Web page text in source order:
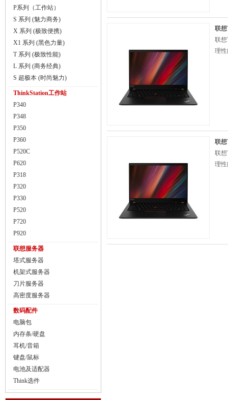
P系列（工作站）
S 系列 (魅力商务)
X 系列 (极致便携)
X1 系列 (黑色力量)
T 系列 (极致性能)
L 系列 (商务经典)
S 超极本 (时尚魅力)
ThinkStation工作站
P340
P348
P350
P360
P520C
P620
P318
P320
P330
P520
P720
P920
联想服务器
塔式服务器
机架式服务器
刀片服务器
高密度服务器
数码配件
电脑包
内存条/硬盘
耳机/音箱
键盘/鼠标
电池及适配器
Think选件
联想
联想
理
联想
联想
理